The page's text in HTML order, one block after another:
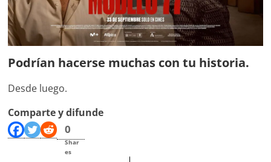
Podrían hacerse muchas con tu historia.
Desde luego.
Comparte y difunde
0
Shar
es